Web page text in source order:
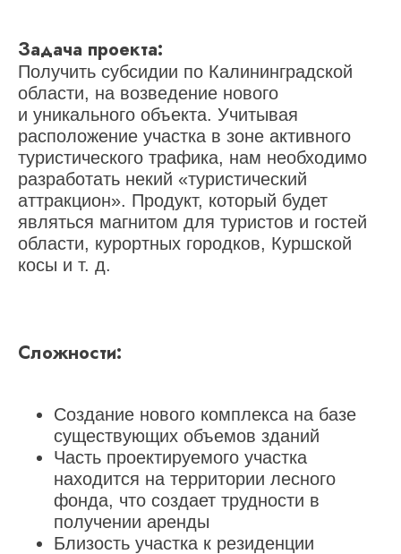
Задача проекта:
Получить субсидии по Калининградской
области, на возведение нового
и уникального объекта. Учитывая
расположение участка в зоне активного
туристического трафика, нам необходимо
разработать некий «туристический
аттракцион». Продукт, который будет
являться магнитом для туристов и гостей
области, курортных городков, Куршской
косы и т. д.
Сложности:
Создание нового комплекса на базе
существующих объемов зданий
Часть проектируемого участка
находится на территории лесного
фонда, что создает трудности в
получении аренды
Близость участка к резиденции